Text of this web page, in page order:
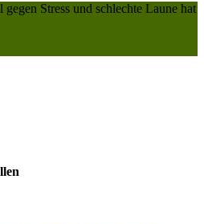
Stress und schlechte Laune hat